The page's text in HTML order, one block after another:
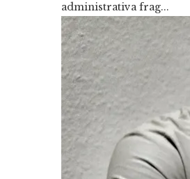
administrativa frag...